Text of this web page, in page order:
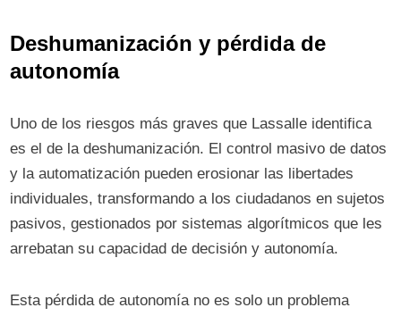
Deshumanización y pérdida de
autonomía
Uno de los riesgos más graves que Lassalle identifica
es el de la deshumanización. El control masivo de datos
y la automatización pueden erosionar las libertades
individuales, transformando a los ciudadanos en sujetos
pasivos, gestionados por sistemas algorítmicos que les
arrebatan su capacidad de decisión y autonomía.
Esta pérdida de autonomía no es solo un problema